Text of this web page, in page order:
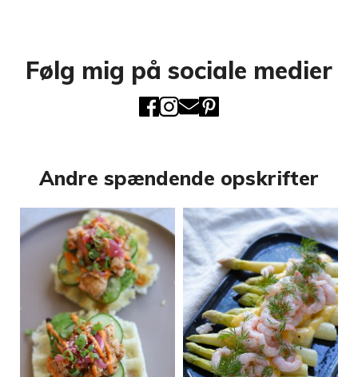
Følg mig på sociale medier
Andre spændende opskrifter